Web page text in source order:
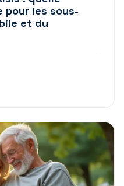
les sous-
et du